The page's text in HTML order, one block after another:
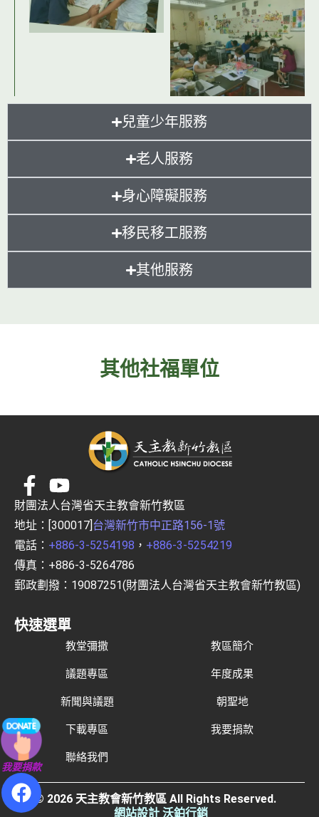
兒童少年服務
老人服務
身心障礙服務
移民移工服務
其他服務
其他社福單位
財團法人台灣省天主教會新竹教區
地址：[300017] 台灣新竹市中正路156-1號
電話： +886-3-5254198 ， +886-3-5254219
傳真：+886-3-5264786
郵政劃撥：19087251(財團法人台灣省天主教會新竹教區)
我要捐款
快速選單
教堂彌撒 教區簡介
議題專區 年度成果
新聞與議題 朝聖地
下載專區 我要捐款
聯絡我們
© 2026 天主教會新竹教區 All Rights Reserved.
網站設計 沃鉑行銷